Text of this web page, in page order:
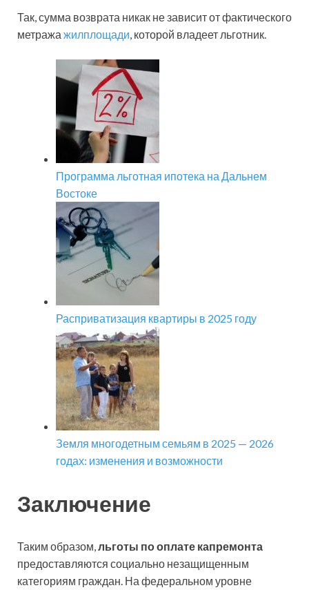
Так, сумма возврата никак не зависит от фактического
метража жилплощади, которой владеет льготник.
Программа льготная ипотека на Дальнем
Востоке
Расприватизация квартиры в 2025 году
Земля многодетным семьям в 2025 — 2026
годах: изменения и возможности
Заключение
Таким образом, льготы по оплате капремонта
предоставляются социально незащищенным
категориям граждан. На федеральном уровне